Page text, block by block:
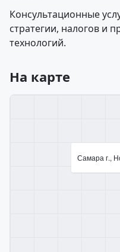
Консультационные
стратегии, налогов и
технологий.
На карте
Самара г.,